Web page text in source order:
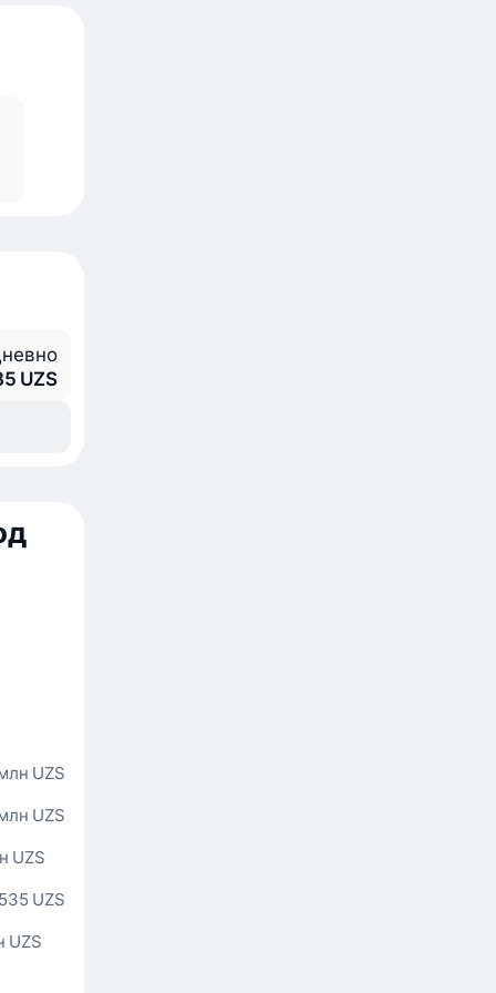
UZS
UZS
UZS
UZS
UZS
UZS